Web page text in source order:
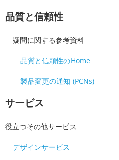
品質と信頼性
疑問に関する参考資料
品質と信頼性のHome
製品変更の通知 (PCNs)
サービス
役立つその他サービス
デザインサービス